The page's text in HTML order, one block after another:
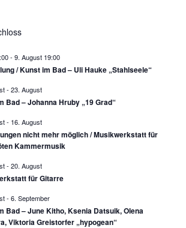
- 9. August 19:00
/ Kunst im Bad – Uli Hauke „Stahlseele“
- 23. August
Bad – Johanna Hruby „19 Grad“
- 16. August
nicht mehr möglich / Musikwerkstatt für
Kammermusik
- 20. August
für Gitarre
- 6. September
Bad – June Kitho, Ksenia Datsuik, Olena
Viktoria Greistorfer „hypogean“